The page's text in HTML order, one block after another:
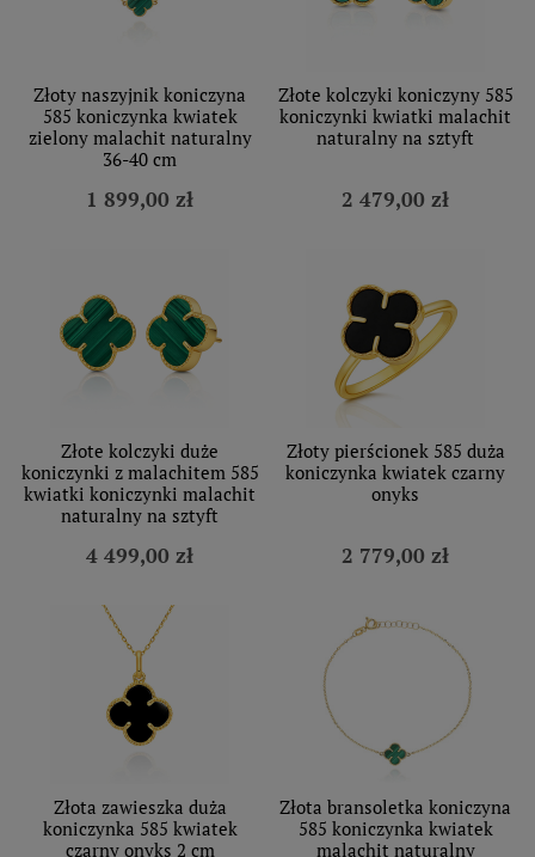
Złoty naszyjnik koniczyna
585 koniczynka kwiatek
zielony malachit naturalny
36-40 cm
1 899,00 zł
Złote kolczyki koniczyny 585
koniczynki kwiatki malachit
naturalny na sztyft
2 479,00 zł
Złote kolczyki duże
koniczynki z malachitem 585
kwiatki koniczynki malachit
naturalny na sztyft
4 499,00 zł
Złoty pierścionek 585 duża
koniczynka kwiatek czarny
onyks
2 779,00 zł
Złota zawieszka duża
koniczynka 585 kwiatek
czarny onyks 2 cm
Złota bransoletka koniczyna
585 koniczynka kwiatek
malachit naturalny